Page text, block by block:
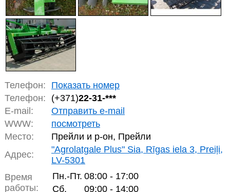
Телефон:
Показать номер
Телефон:
(+371)22-31-***
E-mail:
Отправить e-mail
WWW:
посмотреть
Место:
Прейли и р-он, Прейли
Адрес:
"Agrolatgale Plus" Sia, Rīgas iela 3, Preiļi,
LV-5301
Время
работы:
Пн.-Пт. 08:00 - 17:00
Сб.
09:00 - 14:00